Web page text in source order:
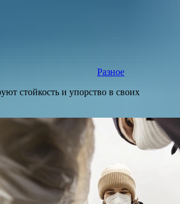
Разное
стойкость и упорство в своих